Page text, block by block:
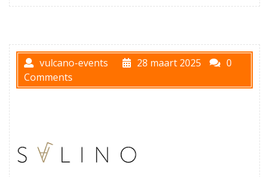
vulcano-events 28 maart 2025
0
Comments